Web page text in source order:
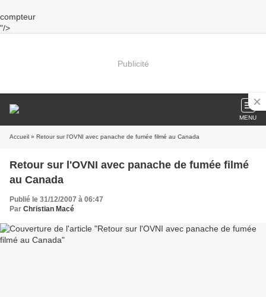
compteur
"/>
Publicité
MENU
Accueil » Retour sur l'OVNI avec panache de fumée filmé au Canada
Retour sur l'OVNI avec panache de fumée filmé
au Canada
Publié le 31/12/2007 à 06:47
Par Christian Macé